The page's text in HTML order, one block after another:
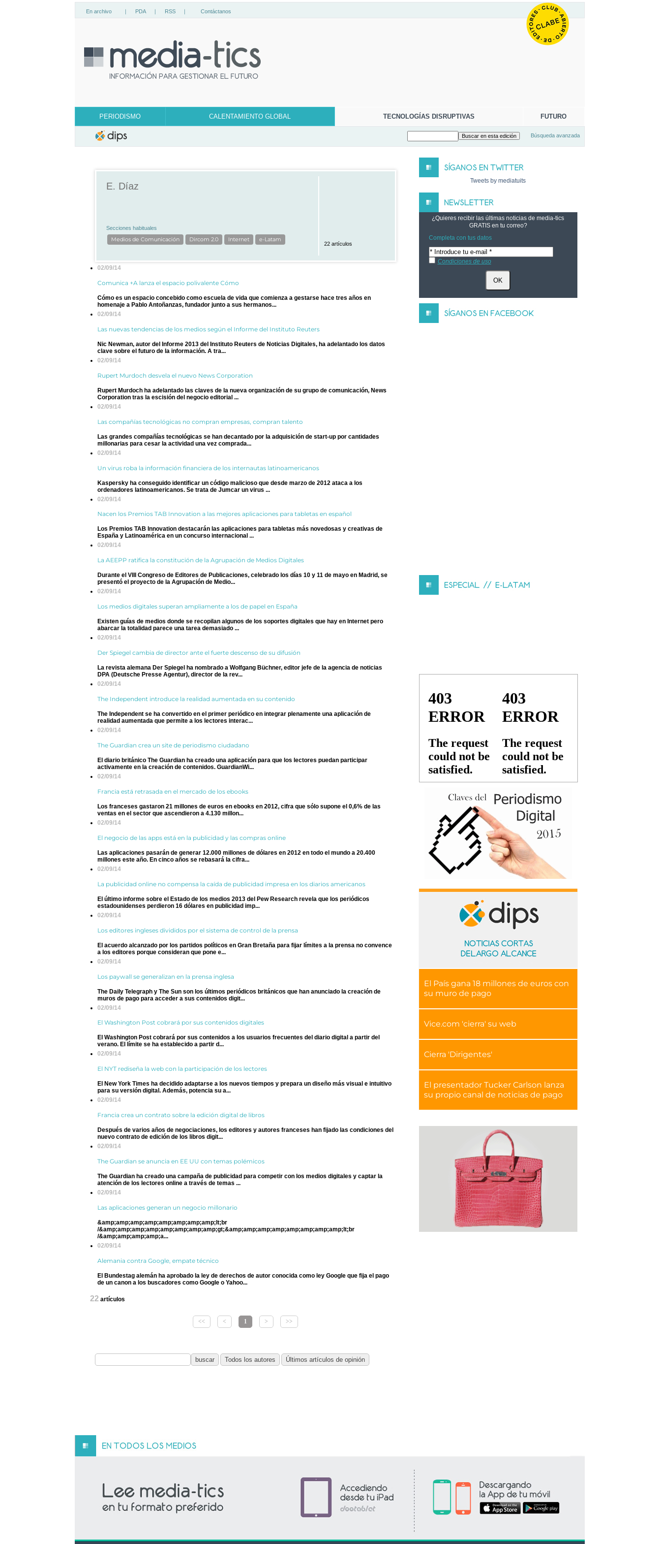
En archivo | PDA | RSS | Contáctanos
PERIODISMO CALENTAMIENTO GLOBAL TECNOLOGÍAS DISRUPTIVAS FUTURO
Búsqueda avanzada
E. Díaz
Secciones habituales
Medios de Comunicación Dircom 2.0 Internet e-Latam
22 artículos
02/09/14
Comunica +A lanza el espacio polivalente Cómo
Cómo es un espacio concebido como escuela de vida que comienza a gestarse hace tres años en
homenaje a Pablo Antoñanzas, fundador junto a sus hermanos...
02/09/14
Las nuevas tendencias de los medios según el Informe del Instituto Reuters
Nic Newman, autor del Informe 2013 del Instituto Reuters de Noticias Digitales, ha adelantado los datos
clave sobre el futuro de la información. A tra...
02/09/14
Rupert Murdoch desvela el nuevo News Corporation
Rupert Murdoch ha adelantado las claves de la nueva organización de su grupo de comunicación, News
Corporation tras la escisión del negocio editorial ...
02/09/14
Las compañías tecnológicas no compran empresas, compran talento
Las grandes compañías tecnológicas se han decantado por la adquisición de start-up por cantidades
millonarias para cesar la actividad una vez comprada...
02/09/14
Un virus roba la información financiera de los internautas latinoamericanos
Kaspersky ha conseguido identificar un código malicioso que desde marzo de 2012 ataca a los
ordenadores latinoamericanos. Se trata de Jumcar un virus ...
02/09/14
Nacen los Premios TAB Innovation a las mejores aplicaciones para tabletas en español
Los Premios TAB Innovation destacarán las aplicaciones para tabletas más novedosas y creativas de
España y Latinoamérica en un concurso internacional ...
02/09/14
La AEEPP ratifica la constitución de la Agrupación de Medios Digitales
Durante el VIII Congreso de Editores de Publicaciones, celebrado los días 10 y 11 de mayo en Madrid, se
presentó el proyecto de la Agrupación de Medio...
02/09/14
Los medios digitales superan ampliamente a los de papel en España
Existen guías de medios donde se recopilan algunos de los soportes digitales que hay en Internet pero
abarcar la totalidad parece una tarea demasiado ...
02/09/14
Der Spiegel cambia de director ante el fuerte descenso de su difusión
La revista alemana Der Spiegel ha nombrado a Wolfgang Büchner, editor jefe de la agencia de noticias
DPA (Deutsche Presse Agentur), director de la rev...
02/09/14
The Independent introduce la realidad aumentada en su contenido
The Independent se ha convertido en el primer periódico en integrar plenamente una aplicación de
realidad aumentada que permite a los lectores interac...
02/09/14
The Guardian crea un site de periodismo ciudadano
El diario británico The Guardian ha creado una aplicación para que los lectores puedan participar
activamente en la creación de contenidos. GuardianWi...
02/09/14
Francia está retrasada en el mercado de los ebooks
Los franceses gastaron 21 millones de euros en ebooks en 2012, cifra que sólo supone el 0,6% de las
ventas en el sector que ascendieron a 4.130 millon...
02/09/14
El negocio de las apps está en la publicidad y las compras online
Las aplicaciones pasarán de generar 12.000 millones de dólares en 2012 en todo el mundo a 20.400
millones este año. En cinco años se rebasará la cifra...
02/09/14
La publicidad online no compensa la caída de publicidad impresa en los diarios americanos
El último informe sobre el Estado de los medios 2013 del Pew Research revela que los periódicos
estadounidenses perdieron 16 dólares en publicidad imp...
02/09/14
Los editores ingleses divididos por el sistema de control de la prensa
El acuerdo alcanzado por los partidos políticos en Gran Bretaña para fijar límites a la prensa no convence
a los editores porque consideran que pone e...
02/09/14
Los paywall se generalizan en la prensa inglesa
The Daily Telegraph y The Sun son los últimos periódicos británicos que han anunciado la creación de
muros de pago para acceder a sus contenidos digit...
02/09/14
El Washington Post cobrará por sus contenidos digitales
El Washington Post cobrará por sus contenidos a los usuarios frecuentes del diario digital a partir del
verano. El límite se ha establecido a partir d...
02/09/14
El NYT rediseña la web con la participación de los lectores
El New York Times ha decidido adaptarse a los nuevos tiempos y prepara un diseño más visual e intuitivo
para su versión digital. Además, potencia su a...
02/09/14
Francia crea un contrato sobre la edición digital de libros
Después de varios años de negociaciones, los editores y autores franceses han fijado las condiciones del
nuevo contrato de edición de los libros digit...
02/09/14
The Guardian se anuncia en EE UU con temas polémicos
The Guardian ha creado una campaña de publicidad para competir con los medios digitales y captar la
atención de los lectores online a través de temas ...
02/09/14
Las aplicaciones generan un negocio millonario
&amp;amp;amp;amp;amp;amp;amp;amp;lt;br
/&amp;amp;amp;amp;amp;amp;amp;amp;gt;&amp;amp;amp;amp;amp;amp;amp;amp;lt;br
/&amp;amp;amp;amp;a...
02/09/14
Alemania contra Google, empate técnico
El Bundestag alemán ha aprobado la ley de derechos de autor conocida como ley Google que fija el pago
de un canon a los buscadores como Google o Yahoo...
22 artículos
<< < 1 > >>
Tweets by mediatuits
¿Quieres recibir las últimas noticias de media-tics
GRATISen tu correo?
Completa con tus datos
Condiciones de uso
El País gana 18 millones de euros con
su muro de pago
Vice.com 'cierra' su web
Cierra 'Dirigentes'
El presentador Tucker Carlson lanza
su propio canal de noticias de pago